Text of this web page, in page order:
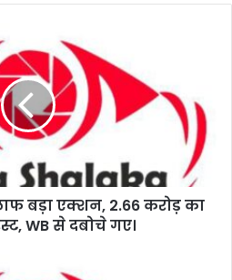
बड़ा एक्शन, 2.66 करोड़ का
WB से दबोचे गए।